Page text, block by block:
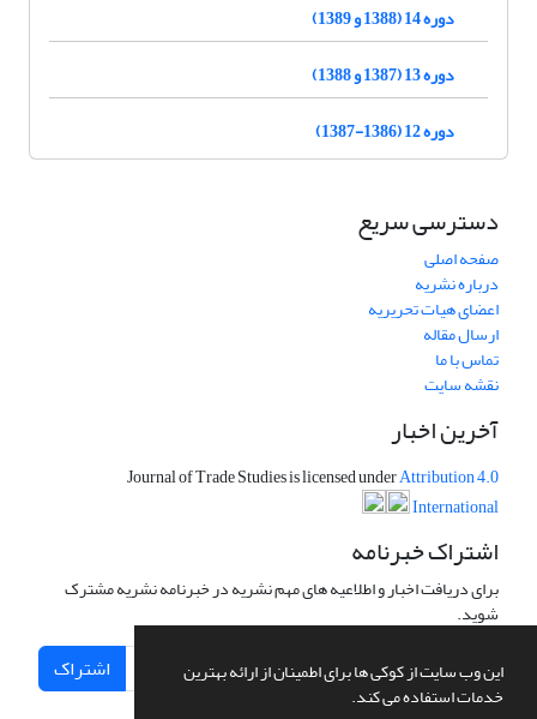
این وب سایت از کوکی ها برای اطمینان از ارائه بهترین
خدمات استفاده می کند.
دوره 14 (1388 و 1389)
دوره 13 (1387 و 1388)
دوره 12 (1386-1387)
دسترسی سریع
صفحه اصلی
درباره نشریه
اعضای هیات تحریریه
ارسال مقاله
تماس با ما
نقشه سایت
آخرین اخبار
Journal of Trade Studies is licensed underAttribution 4.0
International
اشتراک خبرنامه
برای دریافت اخبار و اطلاعیه های مهم نشریه در خبرنامه نشریه مشترک
شوید.
اشتراک